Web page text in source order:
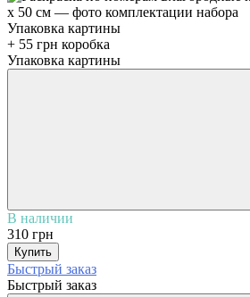
Упаковка картины
+ 55 грн коробка
Упаковка картины
В наличии
310 грн
Купить
Быстрый заказ
Быстрый заказ